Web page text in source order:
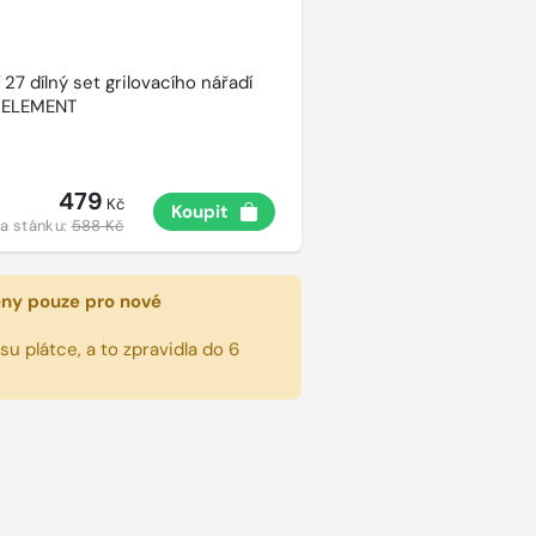
27 dílný set grilovacího nářadí
479 Kč
stánku:588 Kč
Koupit
pouze pro nové
plátce, a to zpravidla do 6